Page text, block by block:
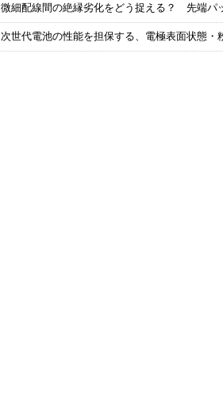
微細配線間の絶縁劣化をどう捉える？ 先端パ
次世代電池の性能を担保する、電極表面状態・